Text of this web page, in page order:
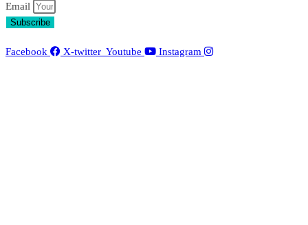
Email
Subscribe
Facebook X-twitter Youtube Instagram